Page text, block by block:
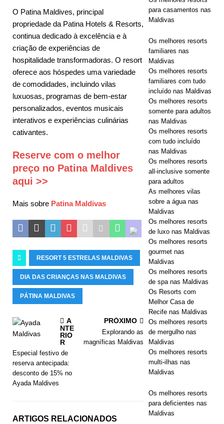
ESTRELAS
O Patina Maldives, principal
propriedade da Patina Hotels & Resorts,
continua dedicado à excelência e à
criação de experiências de
hospitalidade transformadoras. O resort
oferece aos hóspedes uma variedade
de comodidades, incluindo vilas
luxuosas, programas de bem-estar
personalizados, eventos musicais
interativos e experiências culinárias
cativantes.
Reserve com o melhor
preço no Patina Maldives
aqui >>
Mais sobre Patina Maldivas
RESORT 5 ESTRELAS MALDIVAS
DIA DAS CRIANÇAS NAS MALDIVAS
PÁTINA MALDIVAS
A
NTE
RIO
R
Especial festivo de
reserva antecipada:
desconto de 15% no
Ayada Maldives
PRÓXIMO
Explorando as
magníficas Maldivas
ARTIGOS RELACIONADOS
para casamentos nas
Maldivas
Os melhores resorts
familiares nas
Maldivas
Os melhores resorts
familiares com tudo
incluído nas Maldivas
Os melhores resorts
somente para adultos
nas Maldivas
Os melhores resorts
com tudo incluído
nas Maldivas
Os melhores resorts
all-inclusive somente
para adultos
As melhores vilas
sobre a água nas
Maldivas
Os melhores resorts
de luxo nas Maldivas
Os melhores resorts
gourmet nas
Maldivas
Os melhores resorts
de spa nas Maldivas
Os Resorts com
Melhor Casa de
Recife nas Maldivas
Os melhores resorts
de mergulho nas
Maldivas
Os melhores resorts
multi-ilhas nas
Maldivas
Os melhores resorts
para deficientes nas
Maldivas